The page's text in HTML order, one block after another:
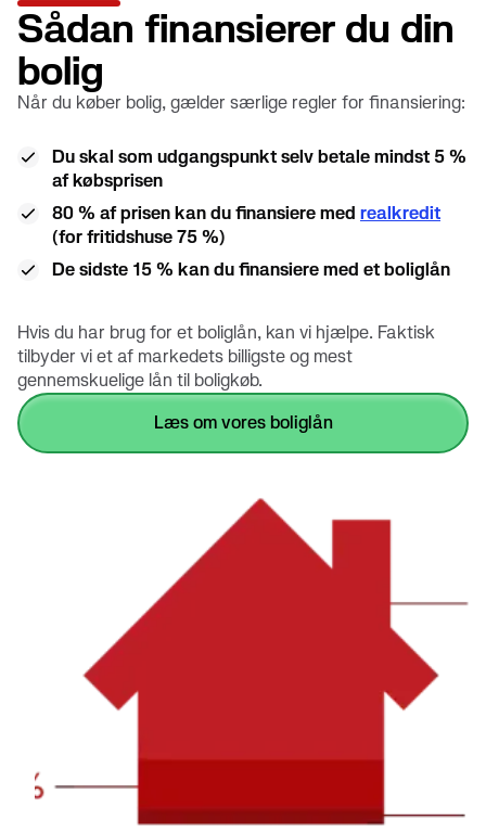
Sådan finansierer du din
bolig
Når du køber bolig, gælder særlige regler for finansiering:
Du skal som udgangspunkt selv betale mindst 5 %
af købsprisen
80 % af prisen kan du finansiere med realkredit
(for fritidshuse 75 %)
De sidste 15 % kan du finansiere med et boliglån
Hvis du har brug for et boliglån, kan vi hjælpe. Faktisk
tilbyder vi et af markedets billigste og mest
gennemskuelige lån til boligkøb.
læs om vores boliglån